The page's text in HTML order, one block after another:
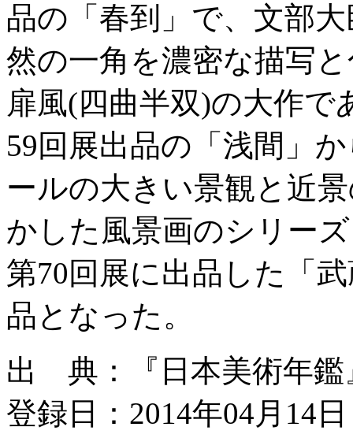
品の「春到」で、文部
然の一角を濃密な描写
扉風(四曲半双)の大作で
59回展出品の「浅間」
ールの大きい景観と近
かした風景画のシリー
第70回展に出品した「
品となった。
出 典：『日本美術年鑑
登録日：2014年04月14日